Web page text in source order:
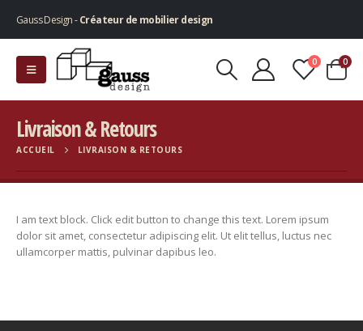
Gauss Design -Créateur de mobilier design
0 0
Livraison & Retours
ACCUEIL LIVRAISON & RETOURS
I am text block. Click edit button to change this text. Lorem ipsum
dolor sit amet, consectetur adipiscing elit. Ut elit tellus, luctus nec
ullamcorper mattis, pulvinar dapibus leo.